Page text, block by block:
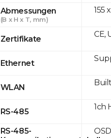
Abmessungen
(B x H x T, mm)
Zertifikate
Ethernet
WLAN
RS-485
RS-485-
155
CE,
1ch